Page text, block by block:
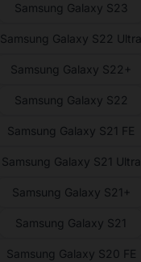
Samsung Galaxy S23
Samsung Galaxy S22 Ultra
Samsung Galaxy S22+
Samsung Galaxy S22
Samsung Galaxy S21 FE
Samsung Galaxy S21 Ultra
Samsung Galaxy S21+
Samsung Galaxy S21
Samsung Galaxy S20 FE